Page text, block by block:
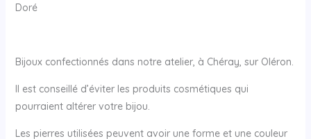
Doré
Bijoux confectionnés dans notre atelier, à Chéray, sur Oléron.
Il est conseillé d’éviter les produits cosmétiques qui
pourraient altérer votre bijou.
Les pierres utilisées peuvent avoir une forme et une couleur